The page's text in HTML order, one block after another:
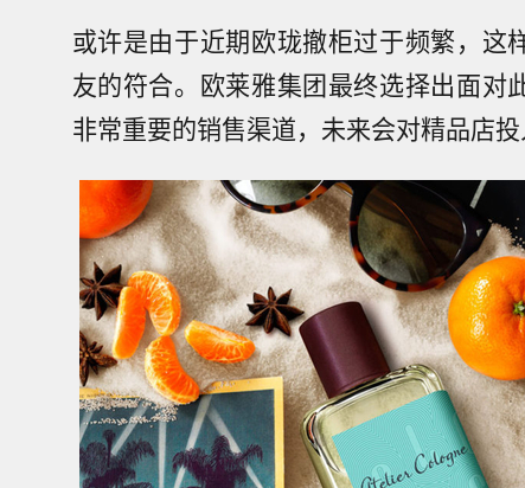
或许是由于近期欧珑撤柜过于频繁，这
友的符合。欧莱雅集团最终选择出面对
非常重要的销售渠道，未来会对精品店投